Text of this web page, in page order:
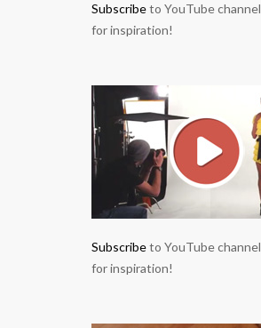
Subscribeto YouTube channel
for inspiration!
Subscribeto YouTube channel
for inspiration!